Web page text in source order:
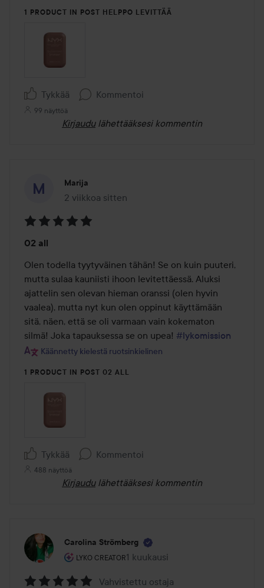
1 PRODUCT IN POST HELPPO LEVITTÄÄ
Tykkää Kommentoi
99 näyttöä
Kirjaudu lähettääksesi kommentin
Marija
2 viikkoa sitten
Viesti luotiin 2 viikkoa sitten
5
/
5
02 all
Olen todella tyytyväinen tähän! Se on kuin puuteri,
mutta sulaa kauniisti ihoon levitettäessä. Aluksi
ajattelin sen olevan hieman oranssi (olen hyvin
vaalea), mutta nyt kun olen oppinut käyttämään
sitä, näen, että se oli varmaan vain kokematon
silmä! Joka tapauksessa se on upea! #lykomission
Käännetty kielestä ruotsinkielinen
1 PRODUCT IN POST 02 ALL
Tykkää Kommentoi
488 näyttöä
Kirjaudu lähettääksesi kommentin
Carolina Strömberg
LYKO CREATOR
Käyttäjän rooli: Lyko Creator.
1 kuukausi
Viesti luotiin 1 kuukausi
Vahvistettu ostaja